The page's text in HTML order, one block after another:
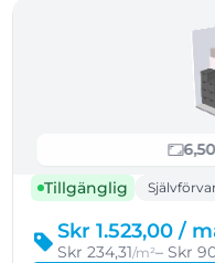
Tillgänglig
Skr 1.523,00 /
Skr 234,31/m²– Skr